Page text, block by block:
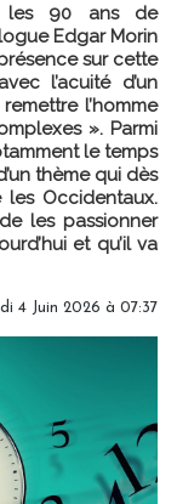
les 90 ans de
Edgar Morin
sur cette
l’acuité d’un
l’homme
». Parmi
le temps
thème qui dès
les Occidentaux.
les passionner
et qu’il va
4 Juin 2026 à 07:37